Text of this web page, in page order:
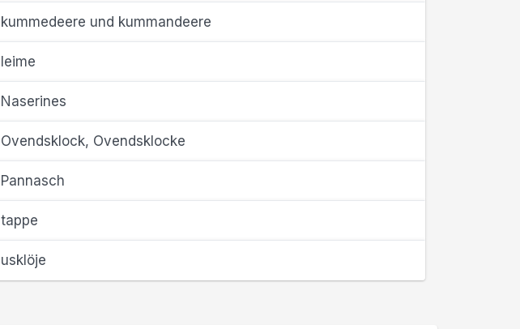
kummedeere und kummandeere
leime
Naserines
Ovendsklock, Ovendsklocke
Pannasch
tappe
usklöje